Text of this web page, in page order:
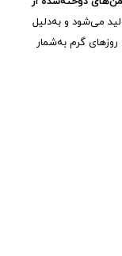
می‌شود و به‌دلیل
گرم به‌شمار